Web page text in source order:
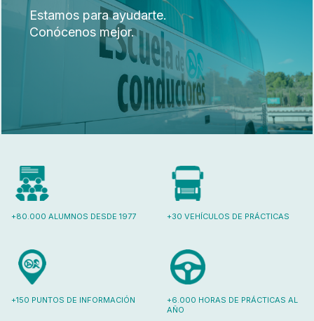
Estamos para ayudarte.
Conócenos mejor.
+80.000 ALUMNOS DESDE 1977 +30 VEHÍCULOS DE PRÁCTICAS
+150 PUNTOS DE INFORMACIÓN
+6.000 HORAS DE PRÁCTICAS AL
AÑO